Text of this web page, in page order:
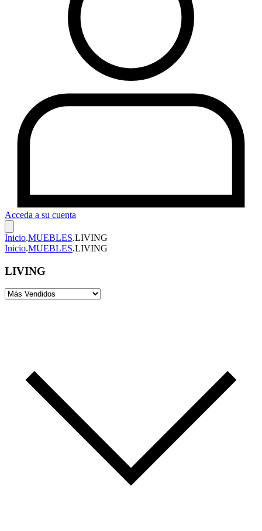
Acceda a su cuenta
Inicio.MUEBLES.LIVING
Inicio.MUEBLES.LIVING
LIVING